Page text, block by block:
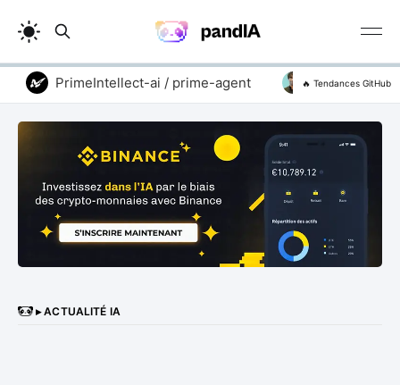
PrimeIntellect-ai / prime-agent addyosmani /
🔥 Tendances GitHub
▸ ACTUALITÉ IA